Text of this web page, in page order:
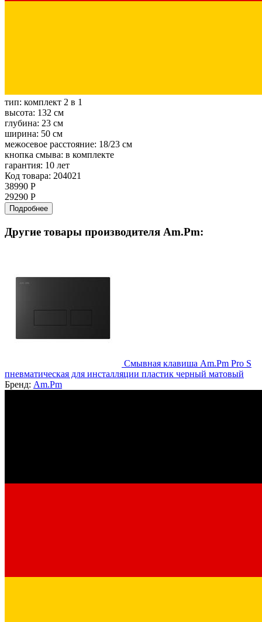
тип: комплект 2 в 1
высота: 132 см
глубина: 23 см
ширина: 50 см
межосевое расстояние: 18/23 см
кнопка смыва: в комплекте
гарантия: 10 лет
Код товара: 204021
38990 Р
29290 Р
Подробнее
Другие товары производителя Am.Pm:
Смывная клавиша Am.Pm Pro S
пневматическая для инсталляции пластик черный матовый
Бренд: Am.Pm